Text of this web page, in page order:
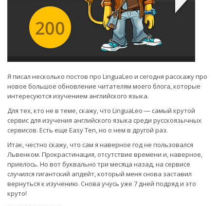
Я писал несколько постов про LinguaLeo и сегодня расскажу про
новое большое обновление читателям моего блога, которые
интересуются изучением английского языка.
Для тех, кто не в теме, скажу, что LinguaLeo — самый крутой
сервис для изучения английского языка среди русскоязычных
сервисов. Есть еще Easy Ten, но о нем в другой раз.
Итак, честно скажу, что сам я наверное год не пользовался
Львенком. Прокрастинация, отсутствие времени и, наверное,
приелось. Но вот буквально три месяца назад, на сервисе
случился гигантский апдейт, который меня снова заставил
вернуться к изучению. Снова учусь уже 7 дней подряд и это
круто!